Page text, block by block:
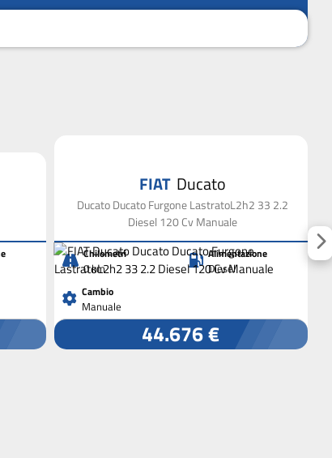
FIAT Ducato
Ducato Ducato Furgone LastratoL2h2 33 2.2
Diesel 120 Cv Manuale
Chilometri
0 km
Alimentazione
Diesel
Cambio
Manuale
44.676 €